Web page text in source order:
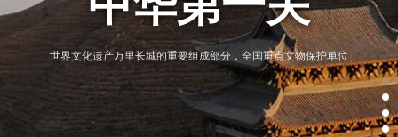
世界文化遗产万里长城的重要组成部分，全国重点文物保护单位